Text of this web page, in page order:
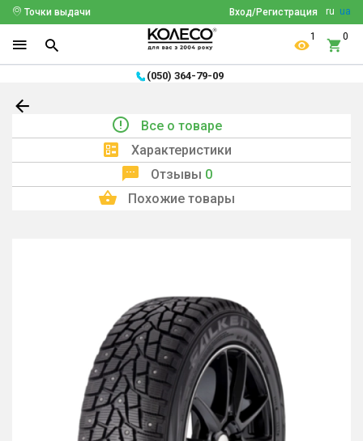
ru ua
Вход/Регистрация
Точки выдачи
1 0
(050) 364-79-09
Все о товаре
Характеристики
Отзывы 0
Похожие товары